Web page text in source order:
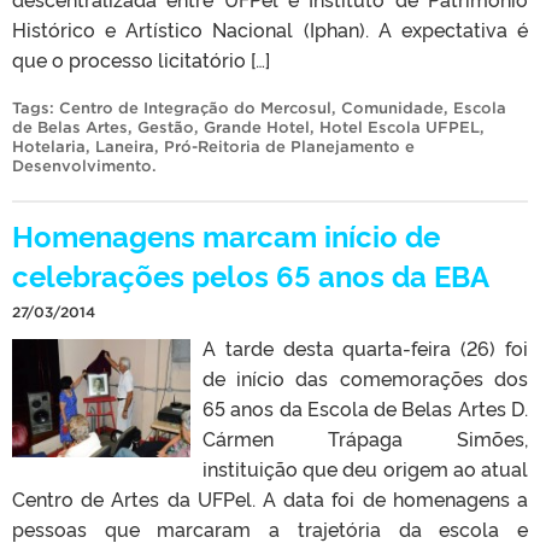
Histórico e Artístico Nacional (Iphan). A expectativa é
que o processo licitatório […]
Tags: Centro de Integração do Mercosul, Comunidade, Escola
de Belas Artes, Gestão, Grande Hotel, Hotel Escola UFPEL,
Hotelaria, Laneira, Pró-Reitoria de Planejamento e
Desenvolvimento.
Homenagens marcam início de
celebrações pelos 65 anos da EBA
27/03/2014
A tarde desta quarta-feira (26) foi
de início das comemorações dos
65 anos da Escola de Belas Artes D.
Cármen Trápaga Simões,
instituição que deu origem ao atual
Centro de Artes da UFPel. A data foi de homenagens a
pessoas que marcaram a trajetória da escola e